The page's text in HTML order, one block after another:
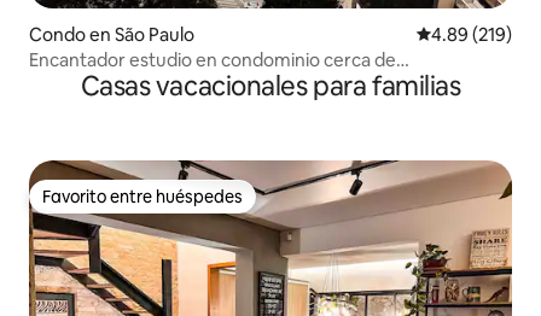
Condo en São Paulo Calificación
4.89 (219)
Encantador estudio en condominio cerca de
Allianz/Nubank
Casas vacacionales para familias
Favorito entre huéspedes
Favorito entre huéspedes